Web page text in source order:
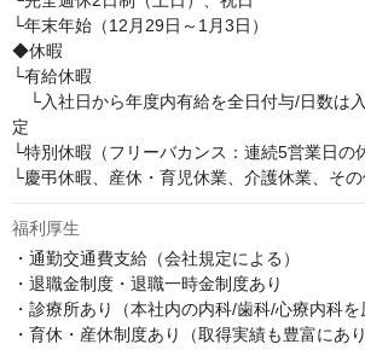
└年末年始（12月29日～1月3日）
◆休暇
└有給休暇
└入社日から年度内有給を全日付与/日数は
定
└特別休暇（フリーバカンス：連続5営業日の
└慶弔休暇、産休・育児休業、介護休業、そ
福利厚生
・通勤交通費支給（会社規定による）
・退職金制度・退職一時金制度あり
・診療所あり（本社内の内科/歯科/心療内科を
・育休・産休制度あり（取得実績も豊富にあ